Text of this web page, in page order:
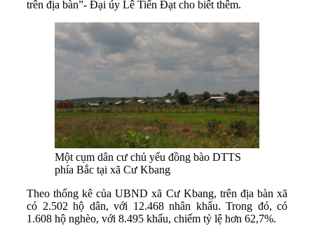
trên địa bàn”- Đại úy Lê Tiến Đạt cho biết thêm.
Một cụm dân cư chủ yếu đồng bào DTTS
phía Bắc tại xã Cư Kbang
Theo thống kê của UBND xã Cư Kbang, trên địa bàn xã
có 2.502 hộ dân, với 12.468 nhân khẩu. Trong đó, có
1.608 hộ nghèo, với 8.495 khẩu, chiếm tỷ lệ hơn 62,7%.